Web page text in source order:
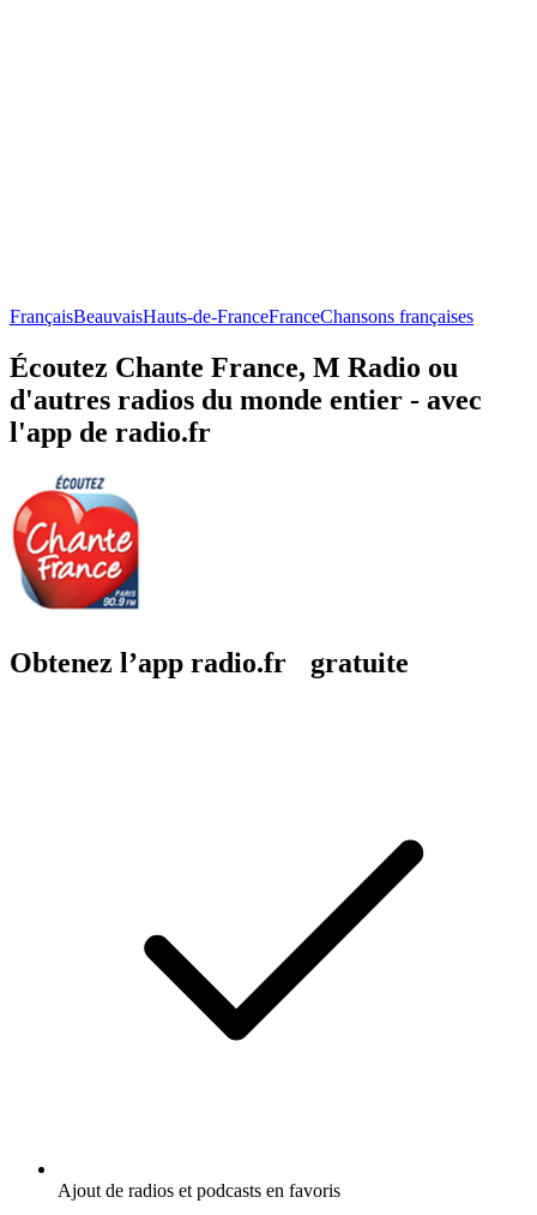
FrançaisBeauvaisHauts-de-FranceFranceChansons françaises
Écoutez Chante France, M Radio ou
d'autres radios du monde entier - avec
l'app de radio.fr
Obtenez l’app radio.fr gratuite
Ajout de radios et podcasts en favoris